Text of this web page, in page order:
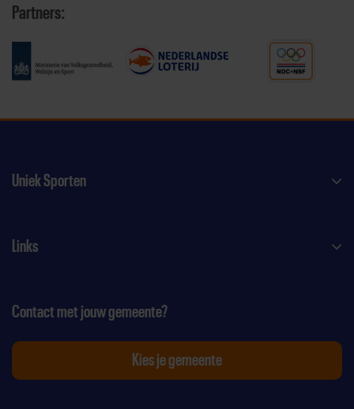
Partners:
Uniek Sporten
Links
Contact met jouw gemeente?
Kies je gemeente